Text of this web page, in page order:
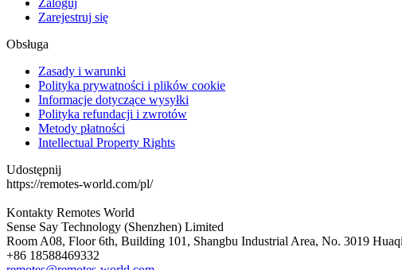
Zarejestruj się
Obsługa
Zasady i warunki
Polityka prywatności i plików cookie
Informacje dotyczące wysyłki
Polityka refundacji i zwrotów
Metody płatności
Intellectual Property Rights
Udostępnij
https://remotes-world.com/pl/
Kontakty Remotes World
Sense Say Technology (Shenzhen) Limited
Room A08, Floor 6th, Building 101, Shangbu Industrial Area, No. 3019
+86 18588469332